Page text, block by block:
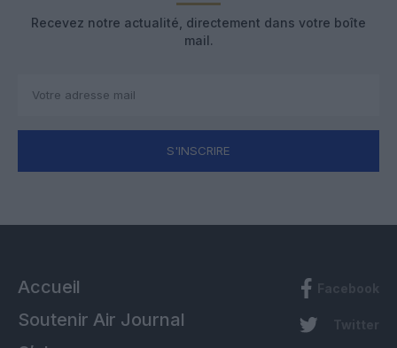
Recevez notre actualité, directement dans votre boîte
mail.
S'INSCRIRE
Accueil
Soutenir Air Journal